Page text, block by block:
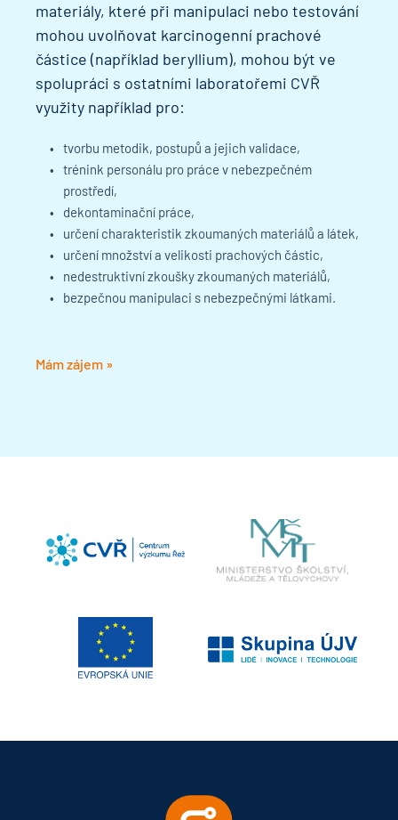
materiály, které při manipulaci nebo testování
mohou uvolňovat karcinogenní prachové
částice (například beryllium), mohou být ve
spolupráci s ostatními laboratořemi CVŘ
využity například pro:
tvorbu metodik, postupů a jejich validace,
trénink personálu pro práce v nebezpečném
prostředí,
dekontaminační práce,
určení charakteristik zkoumaných materiálů a látek,
určení množství a velikosti prachových částic,
nedestruktivní zkoušky zkoumaných materiálů,
bezpečnou manipulaci s nebezpečnými látkami.
Mám zájem »